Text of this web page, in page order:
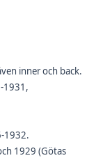
inner och back.
1931,
1932.
1929 (Götas